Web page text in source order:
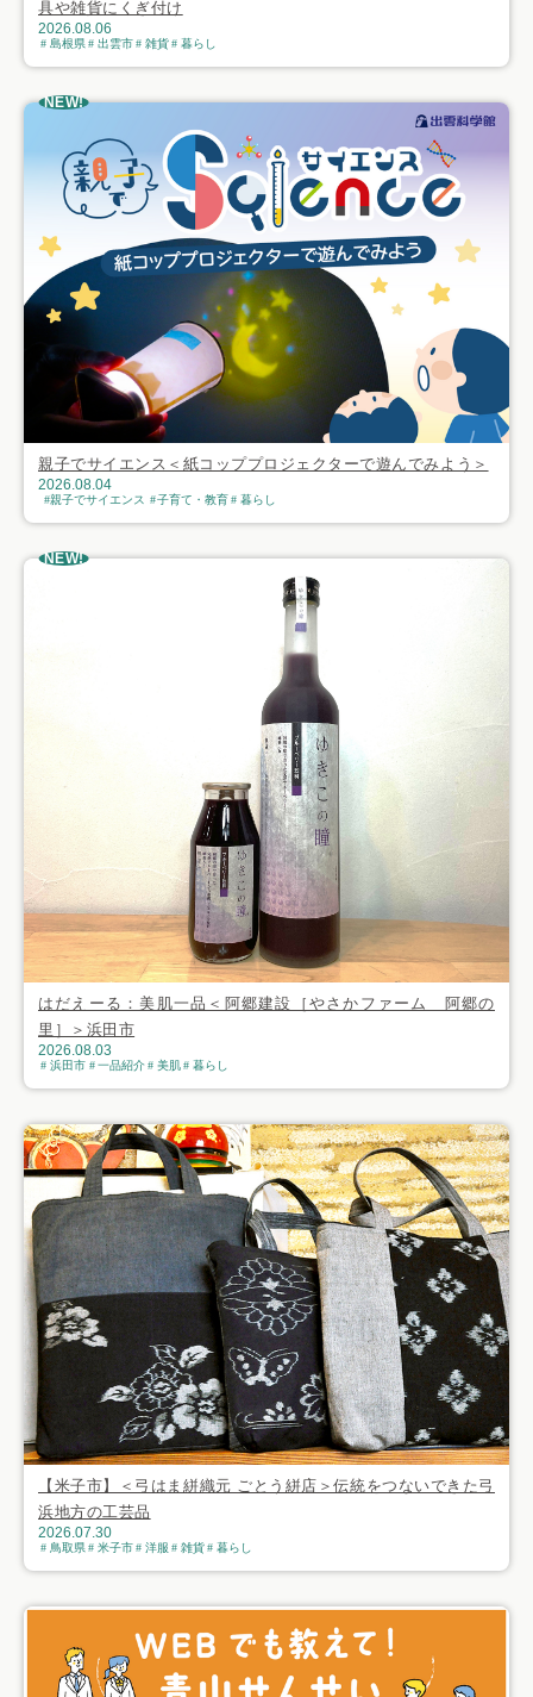
具や雑貨にくぎ付け
2026.08.06
島根県 出雲市 雑貨 暮らし
NEW!
親子でサイエンス＜紙コッププロジェクターで遊んでみよう＞
2026.08.04
親子でサイエンス 子育て・教育 暮らし
NEW!
はだえーる：美肌一品＜阿郷建設［やさかファーム 阿郷の
里］＞浜田市
2026.08.03
浜田市 一品紹介 美肌 暮らし
【米子市】＜弓はま絣織元 ごとう絣店＞伝統をつないできた弓
浜地方の工芸品
2026.07.30
鳥取県 米子市 洋服 雑貨 暮らし